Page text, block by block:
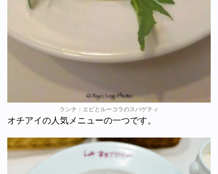
ランチ：エビとルーコラのスパゲティ
オチアイの人気メニューの一つです。